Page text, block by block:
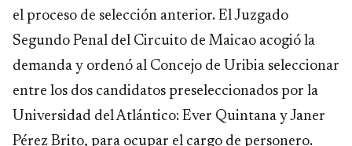
el proceso de selección anterior. El Juzgado
Segundo Penal del Circuito de Maicao acogió la
demanda y ordenó al Concejo de Uribia seleccionar
entre los dos candidatos preseleccionados por la
Universidad del Atlántico: Ever Quintana y Janer
Pérez Brito, para ocupar el cargo de personero.